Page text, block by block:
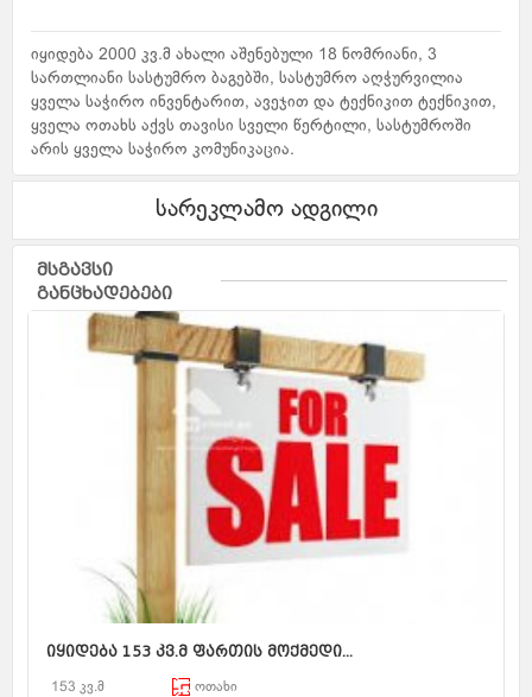
იყიდება 2000 კვ.მ ახალი აშენებული 18 ნომრიანი, 3
სართლიანი სასტუმრო ბაგებში, სასტუმრო აღჭურვილია
ყველა საჭირო ინვენტარით, ავეჯით და ტექნიკით ტექნიკით,
ყველა ოთახს აქვს თავისი სველი წერტილი, სასტუმროში
არის ყველა საჭირო კომუნიკაცია.
სარეკლამო ადგილი
მსგავსი
განცხადებები
იყიდება 153 კვ.მ ფართის მოქმედი...
153 კვ.მ ოთახი